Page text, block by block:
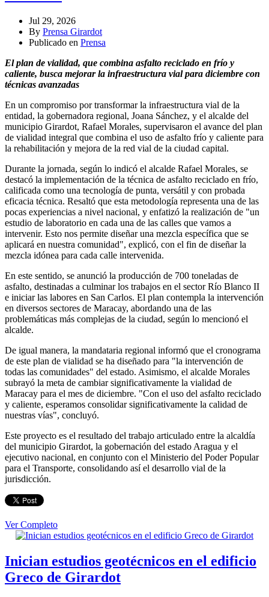
Jul 29, 2026
By Prensa Girardot
Publicado en Prensa
El plan de vialidad, que combina asfalto reciclado en frío y
caliente, busca mejorar la infraestructura vial para diciembre con
técnicas avanzadas
En un compromiso por transformar la infraestructura vial de la
entidad, la gobernadora regional, Joana Sánchez, y el alcalde del
municipio Girardot, Rafael Morales, supervisaron el avance del plan
de vialidad integral que combina el uso de asfalto frío y caliente para
la rehabilitación y mejora de la red vial de la ciudad capital.
Durante la jornada, según lo indicó el alcalde Rafael Morales, se
destacó la implementación de la técnica de asfalto reciclado en frío,
calificada como una tecnología de punta, versátil y con probada
eficacia técnica. Resaltó que esta metodología representa una de las
pocas experiencias a nivel nacional, y enfatizó la realización de "un
estudio de laboratorio en cada una de las calles que vamos a
intervenir. Esto nos permite diseñar una mezcla específica que se
aplicará en nuestra comunidad", explicó, con el fin de diseñar la
mezcla idónea para cada calle intervenida.
En este sentido, se anunció la producción de 700 toneladas de
asfalto, destinadas a culminar los trabajos en el sector Río Blanco II
e iniciar las labores en San Carlos. El plan contempla la intervención
en diversos sectores de Maracay, abordando una de las
problemáticas más complejas de la ciudad, según lo mencionó el
alcalde.
De igual manera, la mandataria regional informó que el cronograma
de este plan de vialidad se ha diseñado para "la intervención de
todas las comunidades" del estado. Asimismo, el alcalde Morales
subrayó la meta de cambiar significativamente la vialidad de
Maracay para el mes de diciembre. "Con el uso del asfalto reciclado
y caliente, esperamos consolidar significativamente la calidad de
nuestras vías", concluyó.
Este proyecto es el resultado del trabajo articulado entre la alcaldía
del municipio Girardot, la gobernación del estado Aragua y el
ejecutivo nacional, en conjunto con el Ministerio del Poder Popular
para el Transporte, consolidando así el desarrollo vial de la
jurisdicción.
Ver Completo
Inician estudios geotécnicos en el edificio
Greco de Girardot